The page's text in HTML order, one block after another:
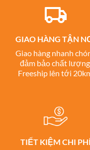
GIAO HÀNG TẬN
Giao hàng nhanh
đảm bảo chất lượng,
Freeship lên tới
TIẾT KIỆM CHI